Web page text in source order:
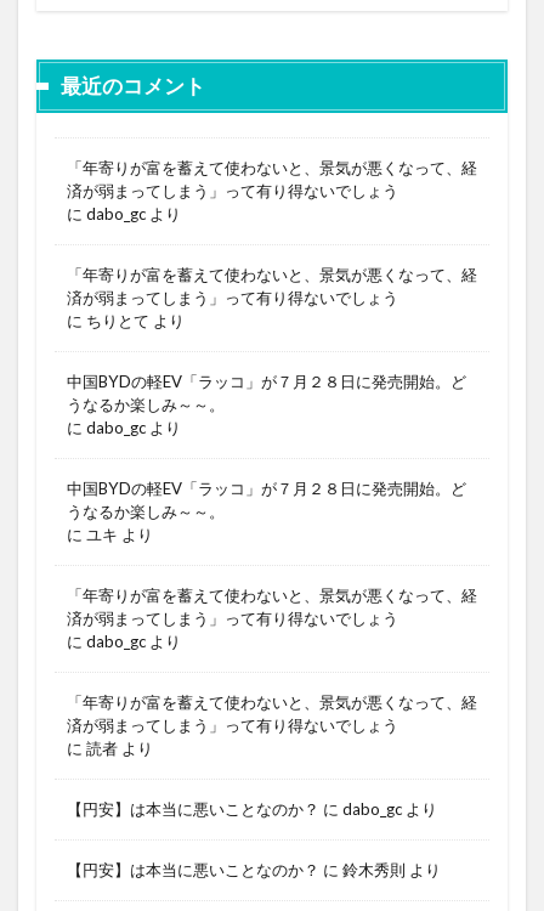
最近のコメント
「年寄りが富を蓄えて使わないと、景気が悪くなって、経
済が弱まってしまう」って有り得ないでしょう
に dabo_gc より
「年寄りが富を蓄えて使わないと、景気が悪くなって、経
済が弱まってしまう」って有り得ないでしょう
に ちりとて より
中国BYDの軽EV「ラッコ」が７月２８日に発売開始。ど
うなるか楽しみ～～。
に dabo_gc より
中国BYDの軽EV「ラッコ」が７月２８日に発売開始。ど
うなるか楽しみ～～。
に ユキ より
「年寄りが富を蓄えて使わないと、景気が悪くなって、経
済が弱まってしまう」って有り得ないでしょう
に dabo_gc より
「年寄りが富を蓄えて使わないと、景気が悪くなって、経
済が弱まってしまう」って有り得ないでしょう
に 読者 より
【円安】は本当に悪いことなのか？ に dabo_gc より
【円安】は本当に悪いことなのか？ に 鈴木秀則 より